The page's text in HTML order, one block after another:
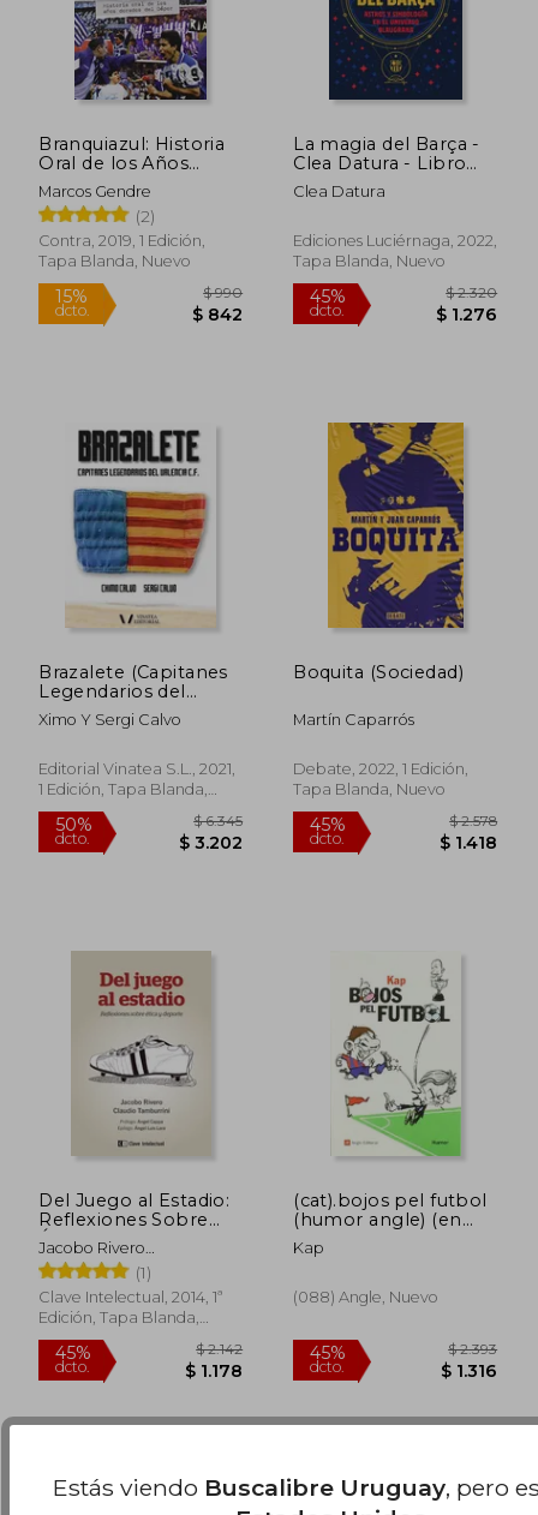
$ 1.591
45%
dcto. dcto.
Branquiazul: Historia
Oral de los Años
Dorados del Dépor
Marcos Gendre
(2)
Contra, 2019, 1 Edición,
Tapa Blanda, Nuevo
15%
dcto. $ 842
La magia del Barça -
Clea Datura - Libro
Físico
Clea Datura
Ediciones Luciérnaga, 2022,
Tapa Blanda, Nuevo
45%
dcto.
Brazalete (Capitanes
Legendarios del
Valencia c. F)
Ximo Y Sergi Calvo
Editorial Vinatea S.L., 2021,
1 Edición, Tapa Blanda,
Nuevo
Boquita (Sociedad)
Martín Caparrós
Debate, 2022, 1 Edición,
Tapa Blanda, Nuevo
Del Juego al Estadio:
Reflexiones Sobre
Ética y Deporte
Jacobo Rivero
Rodríguez,Claudio
Tamburrini
(1)
Clave Intelectual, 2014, 1ª
Edición, Tapa Blanda,
Nuevo
(cat).bojos pel futbol
(humor angle) (en
Catalán)
Kap
(088) Angle, Nuevo
Estás viendo Buscalibre Uruguay, pero